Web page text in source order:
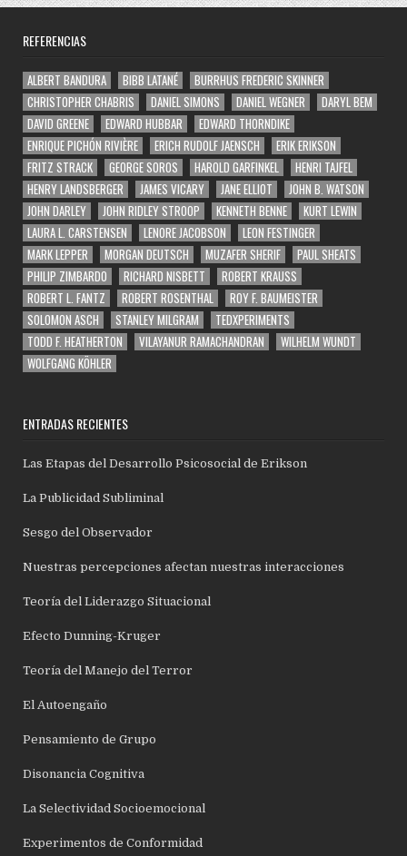
REFERENCIAS
ALBERT BANDURA BIBB LATANÉ
BURRHUS FREDERIC SKINNER
CHRISTOPHER CHABRIS
DANIEL SIMONS DANIEL WEGNER
DARYL BEM
DAVID GREENE
EDWARD HUBBAR
EDWARD THORNDIKE
ENRIQUE PICHÓN RIVIÈRE
ERICH RUDOLF JAENSCH
ERIK ERIKSON
FRITZ STRACK
GEORGE SOROS HAROLD GARFINKEL
HENRI TAJFEL
HENRY LANDSBERGER
JAMES VICARY JANE ELLIOT
JOHN B. WATSON
JOHN DARLEY
JOHN RIDLEY STROOP KENNETH BENNE
KURT LEWIN
LAURA L. CARSTENSEN
LENORE JACOBSON
LEON FESTINGER
MARK LEPPER
MORGAN DEUTSCH MUZAFER SHERIF
PAUL SHEATS
PHILIP ZIMBARDO
RICHARD NISBETT
ROBERT KRAUSS
ROBERT L. FANTZ
ROBERT ROSENTHAL
ROY F. BAUMEISTER
SOLOMON ASCH
STANLEY MILGRAM
TEDXPERIMENTS
TODD F. HEATHERTON
VILAYANUR RAMACHANDRAN
WILHELM WUNDT
WOLFGANG KÖHLER
ENTRADAS RECIENTES
Las Etapas del Desarrollo Psicosocial de Erikson
La Publicidad Subliminal
Sesgo del Observador
Nuestras percepciones afectan nuestras interacciones
Teoría del Liderazgo Situacional
Efecto Dunning-Kruger
Teoría del Manejo del Terror
El Autoengaño
Pensamiento de Grupo
Disonancia Cognitiva
La Selectividad Socioemocional
Experimentos de Conformidad